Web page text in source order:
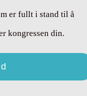
er fullt i stand til å
kongressen din.